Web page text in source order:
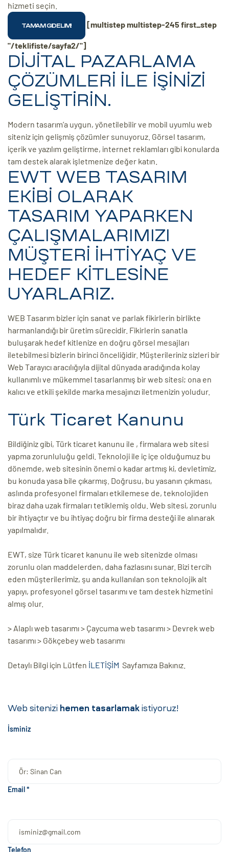
hizmeti seçin.
[multistep multistep-245 first_step
"/teklifiste/sayfa2/"]
DİJİTAL PAZARLAMA
ÇÖZÜMLERİ İLE İŞİNİZİ
GELİŞTİRİN.
Modern tasarım’a uygun, yönetilebilir ve mobil uyumlu web
siteniz için gelişmiş çözümler sunuyoruz. Görsel tasarım,
içerik ve yazılım geliştirme, internet reklamları gibi konularda
tam destek alarak işletmenize değer katın.
EWT WEB TASARIM
EKİBİ OLARAK
TASARIM YAPARKEN
ÇALIŞMALARIMIZI
MÜŞTERİ İHTİYAÇ VE
HEDEF KİTLESİNE
UYARLARIZ.
WEB Tasarım bizler için sanat ve parlak fikirlerin birlikte
harmanlandığı bir üretim sürecidir. Fikirlerin sanatla
buluşarak hedef kitlenize en doğru görsel mesajları
iletebilmesi bizlerin birinci önceliğidir. Müşterileriniz sizleri bir
Web Tarayıcı aracılığıyla dijital dünyada aradığında kolay
kullanımlı ve mükemmel tasarlanmış bir web sitesi; ona en
kalıcı ve etkili şekilde marka mesajınızı iletmenizin yoludur.
Türk Ticaret Kanunu
Bildiğiniz gibi, Türk ticaret kanunu ile , firmalara web sitesi
yapma zorunluluğu geldi. Teknoloji ile iç içe olduğumuz bu
dönemde, web sitesinin önemi o kadar artmış ki, devletimiz,
bu konuda yasa bile çıkarmış. Doğrusu, bu yasanın çıkması,
aslında profesyonel firmaları etkilemese de, teknolojiden
biraz daha uzak firmaları tetiklemiş oldu. Web sitesi, zorunlu
bir ihtiyaçtır ve bu ihtiyaç doğru bir firma desteği ile alınarak
yapılmalıdır.
EWT, size Türk ticaret kanunu ile web sitenizde olması
zorunlu olan maddelerden, daha fazlasını sunar. Bizi tercih
eden müşterilerimiz, şu anda kullanılan son teknolojik alt
yapıyı, profesyonel görsel tasarımı ve tam destek hizmetini
almış olur.
> Alaplı web tasarımı > Çaycuma web tasarımı > Devrek web
tasarımı > Gökçebey web tasarımı
Detaylı Bilgi için Lütfen İLETİŞİM Sayfamıza Bakınız.
Web sitenizi hemen tasarlamak istiyoruz!
İsminiz
Email *
Telefon